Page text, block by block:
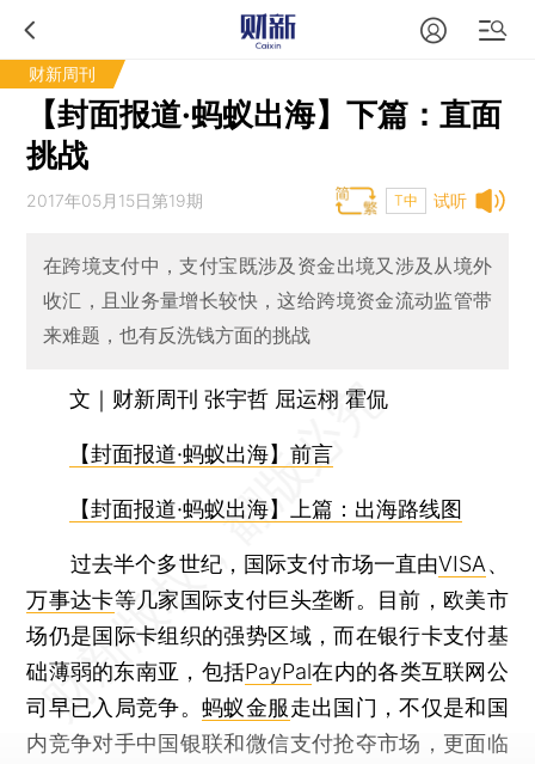
财新周刊
【封面报道·蚂蚁出海】下篇：直面
挑战
试听
2017年05月15日第19期 T中
在跨境支付中，支付宝既涉及资金出境又涉及从境外
收汇，且业务量增长较快，这给跨境资金流动监管带
来难题，也有反洗钱方面的挑战
文｜财新周刊 张宇哲 屈运栩 霍侃
【封面报道·蚂蚁出海】前言
【封面报道·蚂蚁出海】上篇：出海路线图
过去半个多世纪，国际支付市场一直由VISA、
万事达卡等几家国际支付巨头垄断。目前，欧美市
场仍是国际卡组织的强势区域，而在银行卡支付基
础薄弱的东南亚，包括PayPal在内的各类互联网公
司早已入局竞争。蚂蚁金服走出国门，不仅是和国
内竞争对手中国银联和微信支付抢夺市场，更面临